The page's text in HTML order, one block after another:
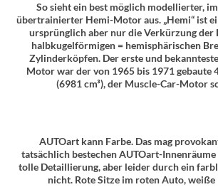
So sieht ein best möglich modellierter,
übertrainierter Hemi-Motor aus. „Hemi“ ist
ursprünglich aber nur die Verkürzung der
halbkugelförmigen = hemisphärischen
Zylinderköpfen. Der erste und
Motor war der von 1965 bis 1971 gebaute
(6981 cm³), der Muscle-Car-Motor
AUTOart kann Farbe. Das mag
tatsächlich bestechen AUTOart-
tolle Detaillierung, aber leider durch ein
nicht. Rote Sitze im roten Auto,